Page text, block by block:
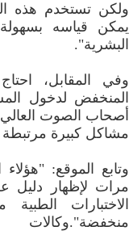
ولكن تستخدم هذه
يمكن قياسه بسهولة
البشرية".
المنخفض لدخول
مشاكل كبيرة
وتابع الموقع:
مرات لإظهار
الاختبارات
منخفضة".وكالات